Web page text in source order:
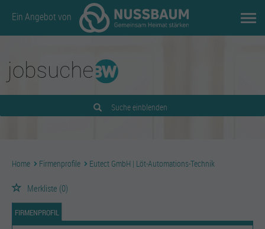
Ein Angebot von
Suche einblenden
Home Firmenprofile Eutect GmbH | Löt-Automations-Technik
Merkliste (0)
FIRMENPROFIL